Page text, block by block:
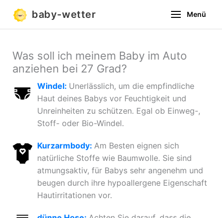
Inhalt
springen
baby-wetter Menü
Was soll ich meinem Baby im Auto
anziehen bei 27 Grad?
Windel: Unerlässlich, um die empfindliche
Haut deines Babys vor Feuchtigkeit und
Unreinheiten zu schützen. Egal ob Einweg-,
Stoff- oder Bio-Windel.
Kurzarmbody: Am Besten eignen sich
natürliche Stoffe wie Baumwolle. Sie sind
atmungsaktiv, für Babys sehr angenehm und
beugen durch ihre hypoallergene Eigenschaft
Hautirritationen vor.